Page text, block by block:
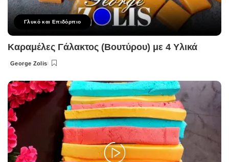
Γλυκό και Επιδόρπιο
Καραμέλες Γάλακτος (Βουτύρου) με 4 Υλικά
Posted
George Zolis